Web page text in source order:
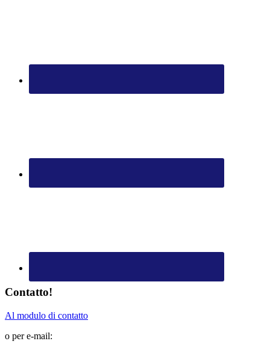
Contatto!
Al modulo di contatto
o per e-mail: